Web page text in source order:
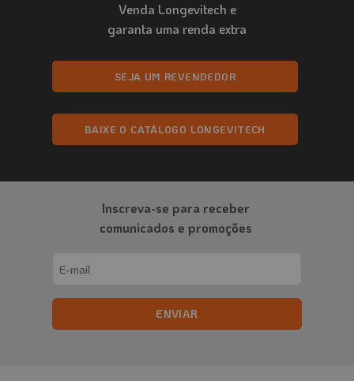
Venda Longevitech e
garanta uma renda extra
SEJA UM REVENDEDOR
BAIXE O CATÁLOGO LONGEVITECH
Inscreva-se para receber
comunicados e promoções